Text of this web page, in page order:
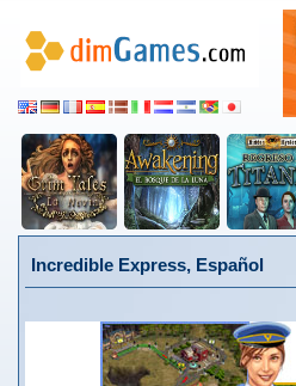
Incredible Express, Español